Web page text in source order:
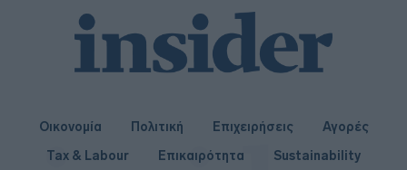
Οικονομία Πολιτική Επιχειρήσεις
Αγορές
Tax & Labour
Επικαιρότητα Sustainability